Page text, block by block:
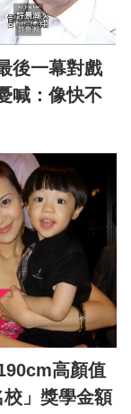
後一幕對戲
喊：像快不
高顏值
」獎學金額